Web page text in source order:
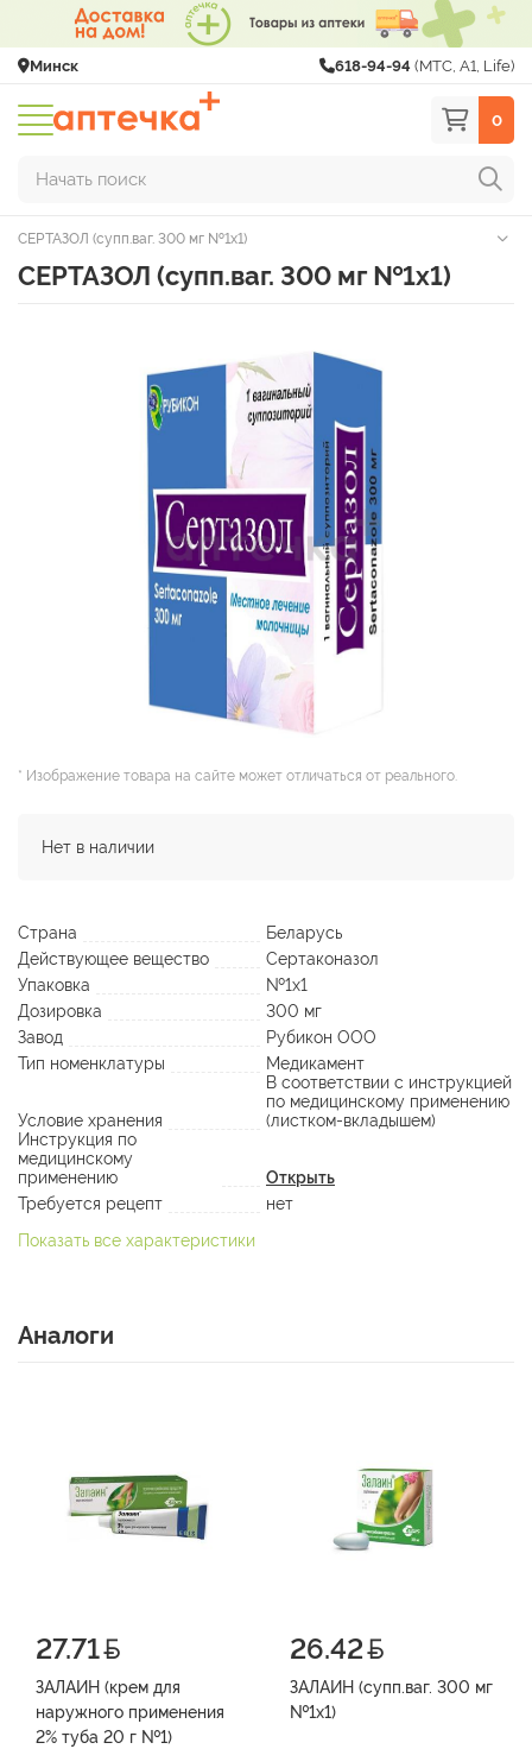
Минск 618-94-94 (МТС, A1, Life)
0
Начать поиск
СЕРТАЗОЛ (супп.ваг. 300 мг №1х1)
СЕРТАЗОЛ (супп.ваг. 300 мг №1х1)
* Изображение товара на сайте может отличаться от реального.
Нет в наличии
Страна
Беларусь
Действующее вещество
Сертаконазол
Упаковка
№1х1
Дозировка
300 мг
Завод
Рубикон ООО
Тип номенклатуры
Медикамент
Условие хранения
В соответствии с инструкцией
по медицинскому применению
(листком-вкладышем)
Инструкция по
медицинскому
применению
Открыть
Требуется рецепт
нет
Показать все характеристики
Аналоги
27.71
ЗАЛАИН (крем для
наружного применения
2% туба 20 г №1)
26.42
ЗАЛАИН (супп.ваг. 300 мг
№1х1)